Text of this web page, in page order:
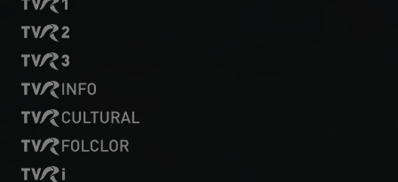
ORA DE ŞTIRI
De luni până duminică, de la ora 18:00, ...
TEODORA ANTONESCU
„TVR este un vis devenit realitate!" Teodora ...